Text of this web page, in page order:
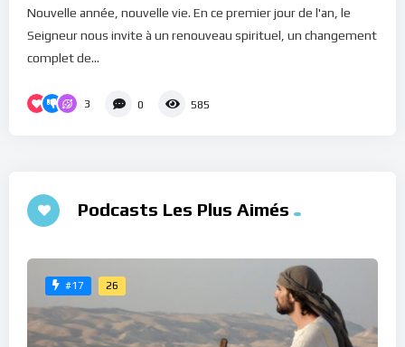
Nouvelle année, nouvelle vie. En ce premier jour de l'an, le
Seigneur nous invite à un renouveau spirituel, un changement
complet de...
3 0 585
Podcasts Les Plus Aimés
#17 26